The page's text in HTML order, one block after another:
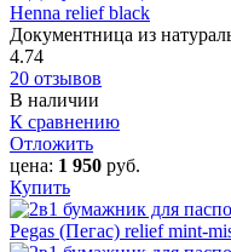
Henna relief black
Документница из
4.74
20 отзывов
В наличии
К сравнению
Отложить
цена: 1 950 руб.
Купить